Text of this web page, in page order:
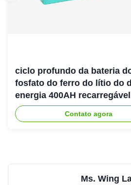
ciclo profundo da bateria
fosfato do ferro do lítio do
energia 400AH recarregável
Contato agora
Ms. Wing